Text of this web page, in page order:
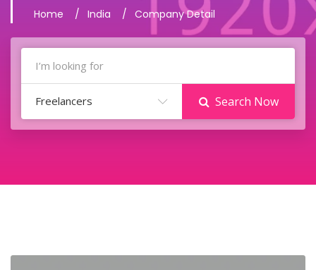
Home India Company Detail
Freelancers Search Now